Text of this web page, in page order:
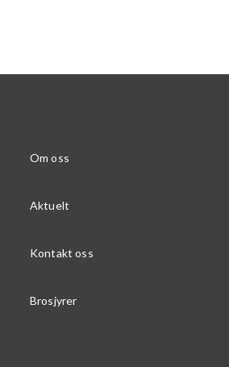
Om oss
Aktuelt
Kontakt oss
Brosjyrer